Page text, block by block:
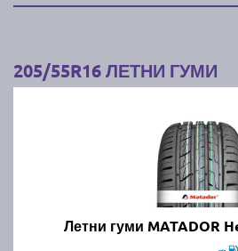
205/55R16 ЛЕТНИ ГУМИ
Летни гуми MATADOR